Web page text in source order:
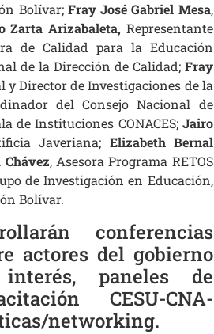
Bolívar; Fray José Gabriel Mesa,
Zarta Arizabaleta, Representante
de Calidad para la Educación
de la Dirección de Calidad; Fray
y Director de Investigaciones de la
del Consejo Nacional de
de Instituciones CONACES; Jairo
Javeriana; Elizabeth Bernal
Chávez, Asesora Programa RETOS
de Investigación en Educación,
Bolívar.
conferencias
actores del gobierno
paneles de
CESU-CNA-
networking.